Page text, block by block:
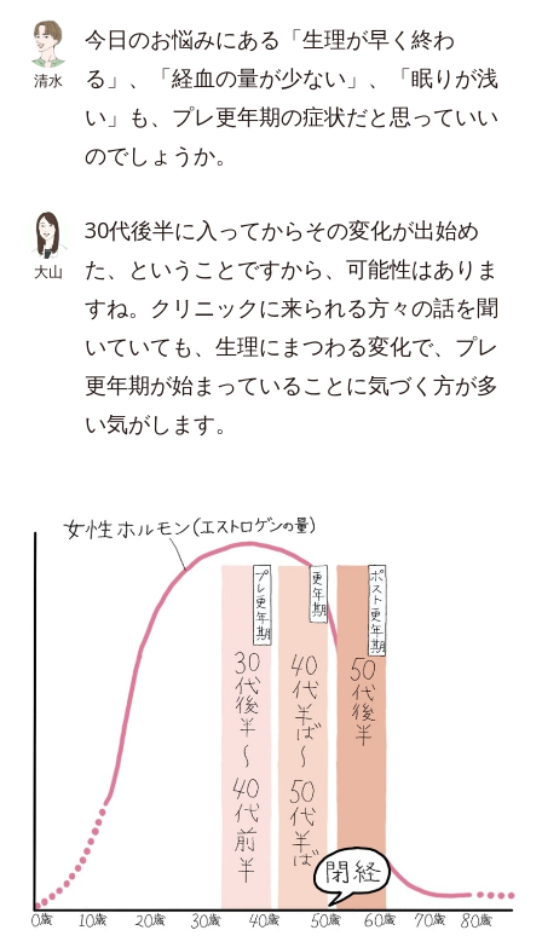
清水
今日のお悩みにある「生理が早く終わ
る」、「経血の量が少ない」、「眠りが浅
い」も、プレ更年期の症状だと思っていい
のでしょうか。
大山
30代後半に入ってからその変化が出始め
た、ということですから、可能性はありま
すね。クリニックに来られる方々の話を聞
いていても、生理にまつわる変化で、プレ
更年期が始まっていることに気づく方が多
い気がします。